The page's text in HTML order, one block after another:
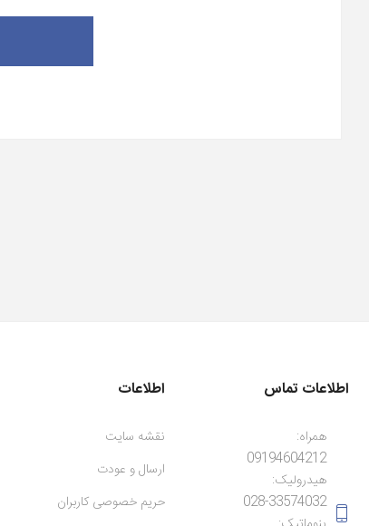
اطلاعات تماس
همراه:
09194604212
هیدرولیک:
028-33574032
اطلاعات
نقشه سایت
ارسال و عودت
حریم خصوصی کاربران